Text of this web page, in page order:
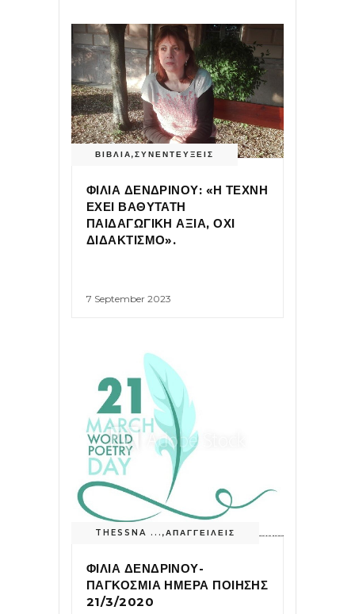
ΒΙΒΛΙΑ,ΣΥΝΕΝΤΕΥΞΕΙΣ
ΦΙΛΙΑ ΔΕΝΔΡΙΝΟΥ: «Η ΤΕΧΝΗ
ΕΧΕΙ ΒΑΘΥΤΑΤΗ
ΠΑΙΔΑΓΩΓΙΚΗ ΑΞΙΑ, ΟΧΙ
ΔΙΔΑΚΤΙΣΜΟ».
7 September 2023
THESSNA ... ,ΑΠΑΓΓΕΙΛΕΙΣ
ΦΙΛΙΑ ΔΕΝΔΡΙΝΟΥ-
ΠΑΓΚΟΣΜΙΑ ΗΜΕΡΑ ΠΟΙΗΣΗΣ
21/3/2020